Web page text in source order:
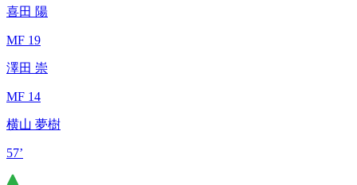
喜田 陽
MF 19
澤田 崇
MF 14
横山 夢樹
57’